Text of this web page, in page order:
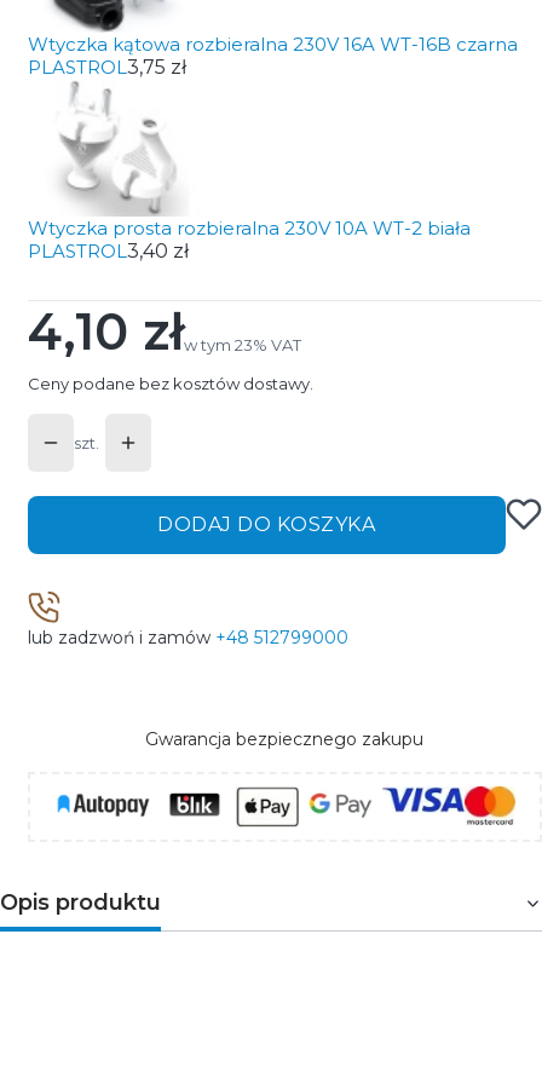
Wtyczka kątowa rozbieralna 230V 16A WT-16B czarna
PLASTROL3,75 zł
Wtyczka prosta rozbieralna 230V 10A WT-2 biała
PLASTROL 3,40 zł
Cena
4,10 złw tym 23% VAT
w tym 23% VAT
Ceny podane bez kosztów dostawy.
szt.
DODAJ DO KOSZYKA
lub zadzwoń i zamów +48 512799000
Gwarancja bezpiecznego zakupu
Opis produktu